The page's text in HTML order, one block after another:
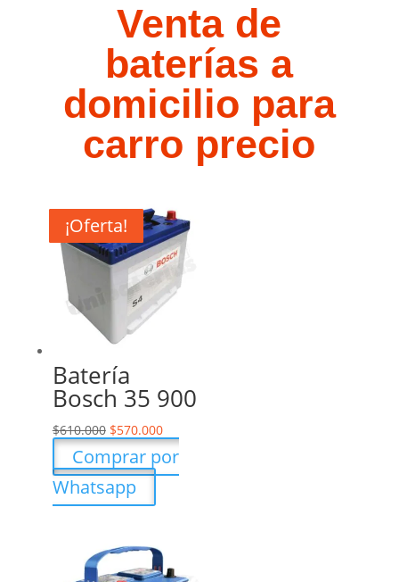
Venta de
baterías a
domicilio para
carro precio
¡Oferta!
Batería
Bosch 35 900
$610.000 $570.000
Comprar por
Whatsapp
¡Oferta!
¡Oferta!
¡Oferta!
¡Oferta!
¡Oferta!
¡Oferta!
¡Oferta!
¡Oferta!